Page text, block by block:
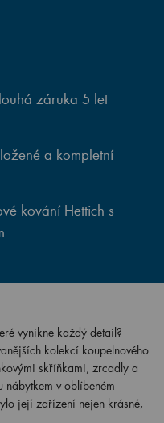
záruka 5 let
a kompletní
kování Hettich s
vynikne každý detail?
kolekcí koupelnového
skříňkami, zrcadly a
nábytkem v oblíbeném
její zařízení nejen krásné,